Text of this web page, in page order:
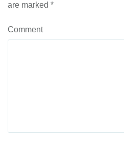
are marked *
Comment